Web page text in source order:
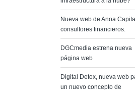
Nueva web de Anoa
consultores financieros.
DGCmedia estrena nueva
página web
Digital Detox, nueva web
un nuevo concepto de